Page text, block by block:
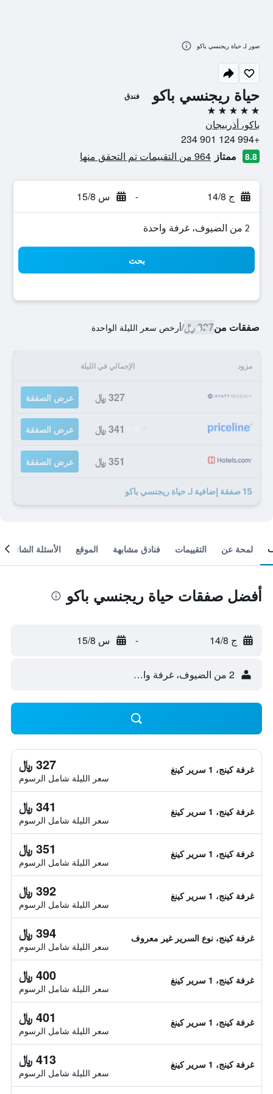
حياة ريجنسي باكو فندق
5 نجوم
باكو، أذربيجان
+994 124 901 234
8.8 ممتاز 964 من التقييمات تم التحقق منها
ج 14/8 - س 15/8
2 من الضيوف، غرفة واحدة
بحث
صفقات من327 ﷼ /أرخص سعر الليلة الواحدة
مزود الإجمالي في الليلة
327 ﷼ عرض الصفقة
341 ﷼ عرض الصفقة
351 ﷼ عرض الصفقة
15 صفقة إضافية لـ حياة ريجنسي باكو
صور لـ حياة ريجنسي باكو
لمحة عن التقييمات فنادق مشابهة الموقع الأسئلة الشائعة
أفضل صفقات حياة ريجنسي باكو
ج 14/8 - س 15/8
2 من الضيوف، غرفة واحدة
غرفة كينج، 1 سرير كينغ 327 ﷼
سعر الليلة شامل الرسوم
غرفة كينج، 1 سرير كينغ 341 ﷼
سعر الليلة شامل الرسوم
غرفة كينج، 1 سرير كينغ 351 ﷼
سعر الليلة شامل الرسوم
غرفة كينج، 1 سرير كينغ 392 ﷼
سعر الليلة شامل الرسوم
غرفة كينج، نوع السرير غير معروف 394 ﷼
سعر الليلة شامل الرسوم
غرفة كينج، 1 سرير كينغ 400 ﷼
سعر الليلة شامل الرسوم
غرفة كينج، 1 سرير كينغ 401 ﷼
سعر الليلة شامل الرسوم
غرفة كينج، 1 سرير كينغ 413 ﷼
سعر الليلة شامل الرسوم